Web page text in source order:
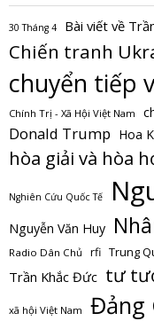
30 Tháng 4 Bài viết về
Chiến tranh
chuyển tiếp
Chính Trị - Xã Hội Việt Nam
Donald Trump Hoa
hòa giải và hòa
Nghiên Cứu Quốc Tế
Nguyễn Văn Huy
Radio Dân Chủ rfi Trung
Trần Khắc Đức tư
xã hội Việt Nam Đảng